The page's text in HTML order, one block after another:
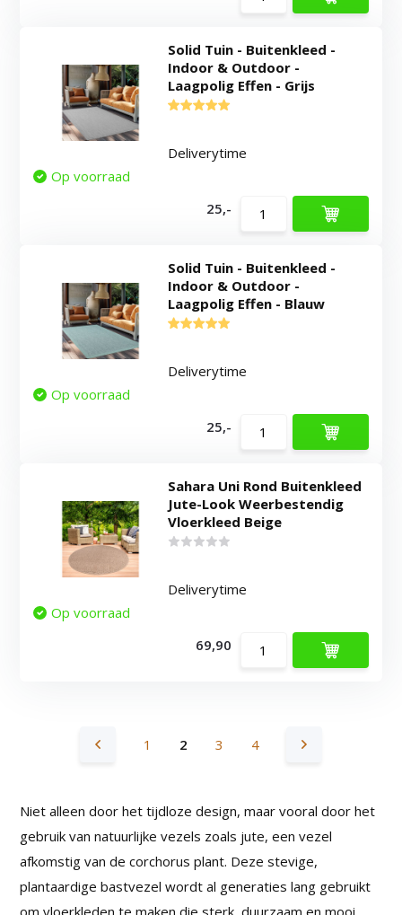
Solid Tuin - Buitenkleed -
Indoor & Outdoor -
Laagpolig Effen - Grijs
Deliverytime
Op voorraad
25,-
Solid Tuin - Buitenkleed -
Indoor & Outdoor -
Laagpolig Effen - Blauw
Deliverytime
Op voorraad
25,-
Sahara Uni Rond Buitenkleed
Jute-Look Weerbestendig
Vloerkleed Beige
Deliverytime
Op voorraad
69,90
1 2 3 4
Niet alleen door het tijdloze design, maar vooral door het
gebruik van natuurlijke vezels zoals jute, een vezel
afkomstig van de corchorus plant. Deze stevige,
plantaardige bastvezel wordt al generaties lang gebruikt
om vloerkleden te maken die sterk, duurzaam en mooi